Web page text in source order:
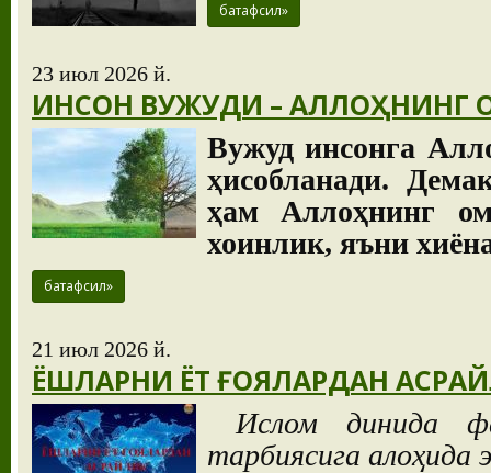
батафсил»
23 июл 2026 й.
ИНСОН ВУЖУДИ – АЛЛОҲНИНГ
Вужуд инсонга
ҳисобланади.
ҳам Аллоҳнинг
хоинлик, яъни
батафсил»
21 июл 2026 й.
ЁШЛАРНИ ЁТ ҒОЯЛАРДАН
Ислом динида
тарбиясига алоҳида